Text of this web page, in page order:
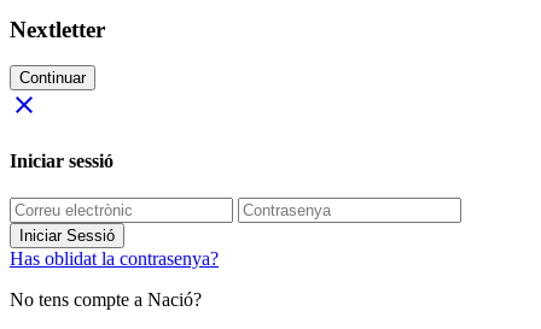
Nextletter
Continuar
close
Iniciar sessió
Iniciar Sessió
Has oblidat la contrasenya?
No tens compte a Nació?